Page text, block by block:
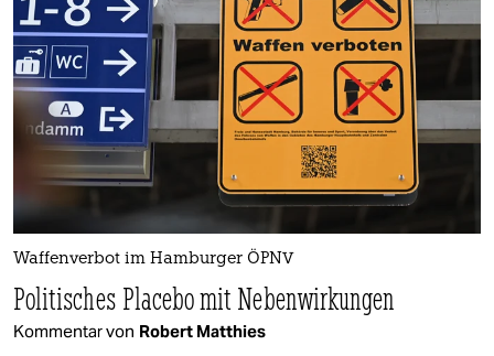
Waffenverbot im Hamburger ÖPNV
Politisches Placebo mit Nebenwirkungen
Kommentar von Robert Matthies